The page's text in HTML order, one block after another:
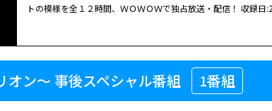
トの模様を全１２時間、ＷＯＷＯＷで独占放送・配信！ 収録
～１１ホール 楽曲：細川たかし＜OPENING CEREMONY
イ）、ヤングスキニー（本当はね、、ベランダ、本音、らしく
TOKYO BOYS）、柳家睦＆THE RATBONES ＜WELCOME
ーマ、いいんだぜ）、ASKA（SAY YES、好きになる、パラダイ
オン～ 事後スペシャル番組 1番組